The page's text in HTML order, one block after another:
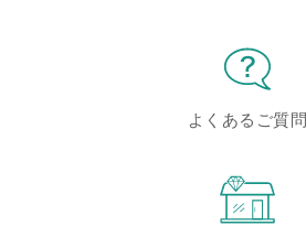
よくあるご質問